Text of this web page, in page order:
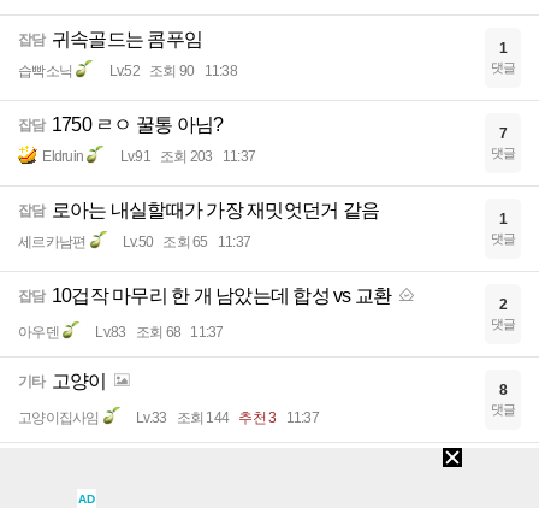
잡담 귀속골드는 콤푸임
습빡소닉 Lv.52 조회 90 11:38
1
댓글
잡담 1750 ㄹㅇ 꿀통 아님?
Eldruin Lv.91 조회 203 11:37
7
댓글
잡담 로아는 내실할때가 가장 재밋엇던거 같음
세르카남편 Lv.50 조회 65 11:37
1
댓글
잡담 10겁작 마무리 한 개 남았는데 합성 vs 교환
아우덴 Lv.83 조회 68 11:37
2
댓글
기타 고양이
고양이집사임 Lv.33 조회 144 추천 3 11:37
8
댓글
벨가 2관은 수라에게 기믹 유기의 유혹이 너무 강하다
직사포AD